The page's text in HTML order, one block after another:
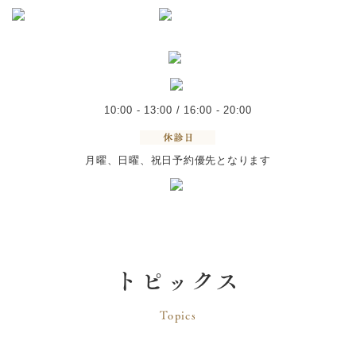
10:00 - 13:00 / 16:00 - 20:00
月曜、日曜、祝日予約優先となります
トピックス
Topics